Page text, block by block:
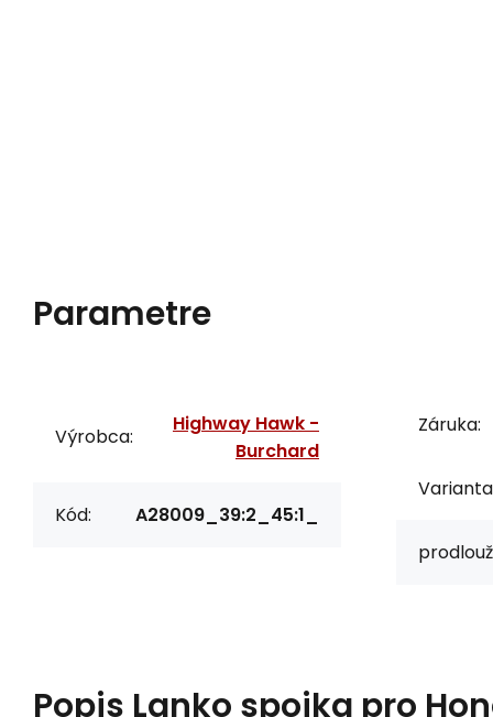
Parametre
Výrobca:
Highway Hawk -
Burchard
Kód: A28009_39:2_45:1_
Záruka:
Popis Lanko spojka pro